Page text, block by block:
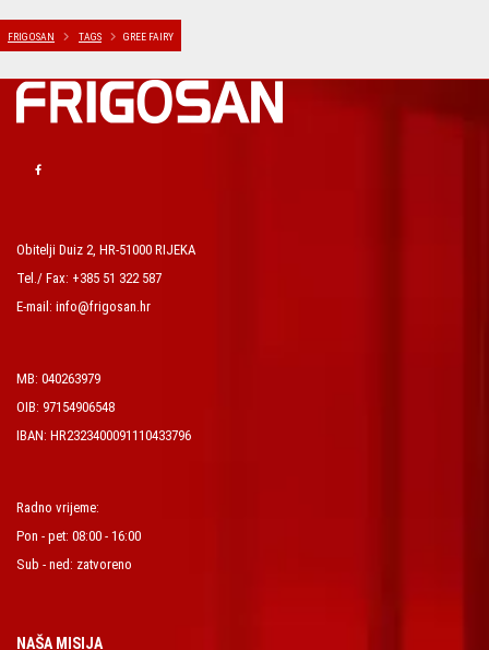
FRIGOSAN TAGS GREE FAIRY
Obitelji Duiz 2, HR-51000 RIJEKA
Tel./ Fax: +385 51 322 587
E-mail: info@frigosan.hr
MB: 040263979
OIB: 97154906548
IBAN: HR2323400091110433796
Radno vrijeme:
Pon - pet: 08:00 - 16:00
Sub - ned: zatvoreno
NAŠA MISIJA